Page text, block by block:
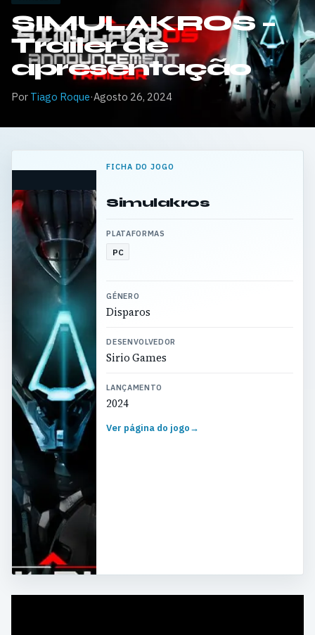
SIMULAKROS –
Trailer de
apresentação
Por Tiago Roque·Agosto 26, 2024
FICHA DO JOGO
Simulakros
PLATAFORMAS
PC
GÉNERO
Disparos
DESENVOLVEDOR
Sirio Games
LANÇAMENTO
2024
Ver página do jogo→